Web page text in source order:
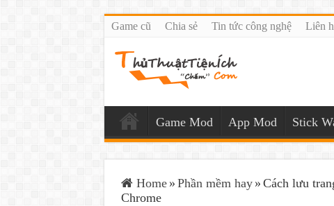
Game cũ Chia sẻ Tin tức công nghệ Liên
Game Mod App Mod Stick
Home » Phần mềm hay » Cách lưu
Chrome